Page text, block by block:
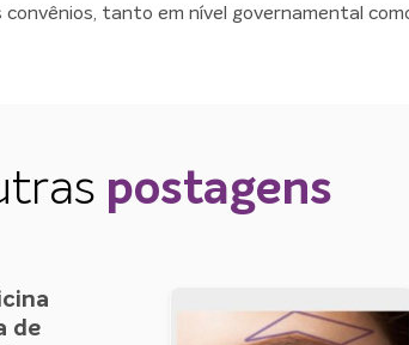
tanto em nível governamental
postagens
de